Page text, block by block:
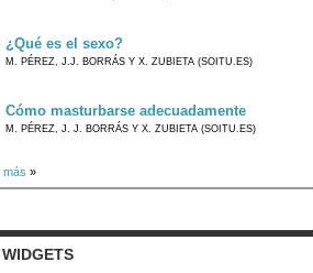
¿Qué es el sexo?
M. PÉREZ, J.J. BORRÁS Y X. ZUBIETA (SOITU.ES)
Cómo masturbarse adecuadamente
M. PÉREZ, J. J. BORRÁS Y X. ZUBIETA (SOITU.ES)
más »
WIDGETS